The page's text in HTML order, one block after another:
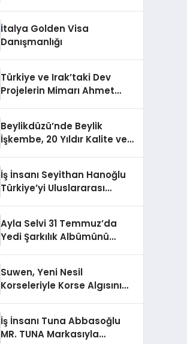
İtalya Golden Visa
Danışmanlığı
Türkiye ve Irak’taki Dev
Projelerin Mimarı Ahmet
Holding Industrial City”
Projesini Hayata Geçirecek
Beylikdüzü’nde Beylik
İşkembe, 20 Yıldır Kalite ve
İş İnsanı Seyithan Hanoğlu
Türkiye’yi Uluslararası
Ayla Selvi 31 Temmuz’da
Yedi Şarkılık Albümünü
Suwen, Yeni Nesil
Korseleriyle Korse Algısını
İş İnsanı Tuna Abbasoğlu
MR. TUNA Markasıyla